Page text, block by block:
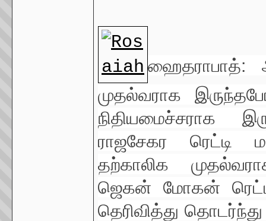
ஹைதராபாத்:
முதல்வராக
நிதியமைச்சராக
ராஜசேகர ரெட்டி
தற்காலிக
ஜெகன் மோகன் ரெட்டி
தெரிவித்து